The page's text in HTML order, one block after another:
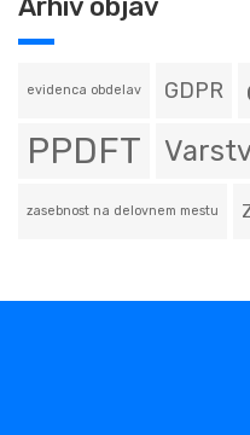
Arhiv objav
evidenca obdelav GDPR
PPDFT
zasebnost na delovnem mestu